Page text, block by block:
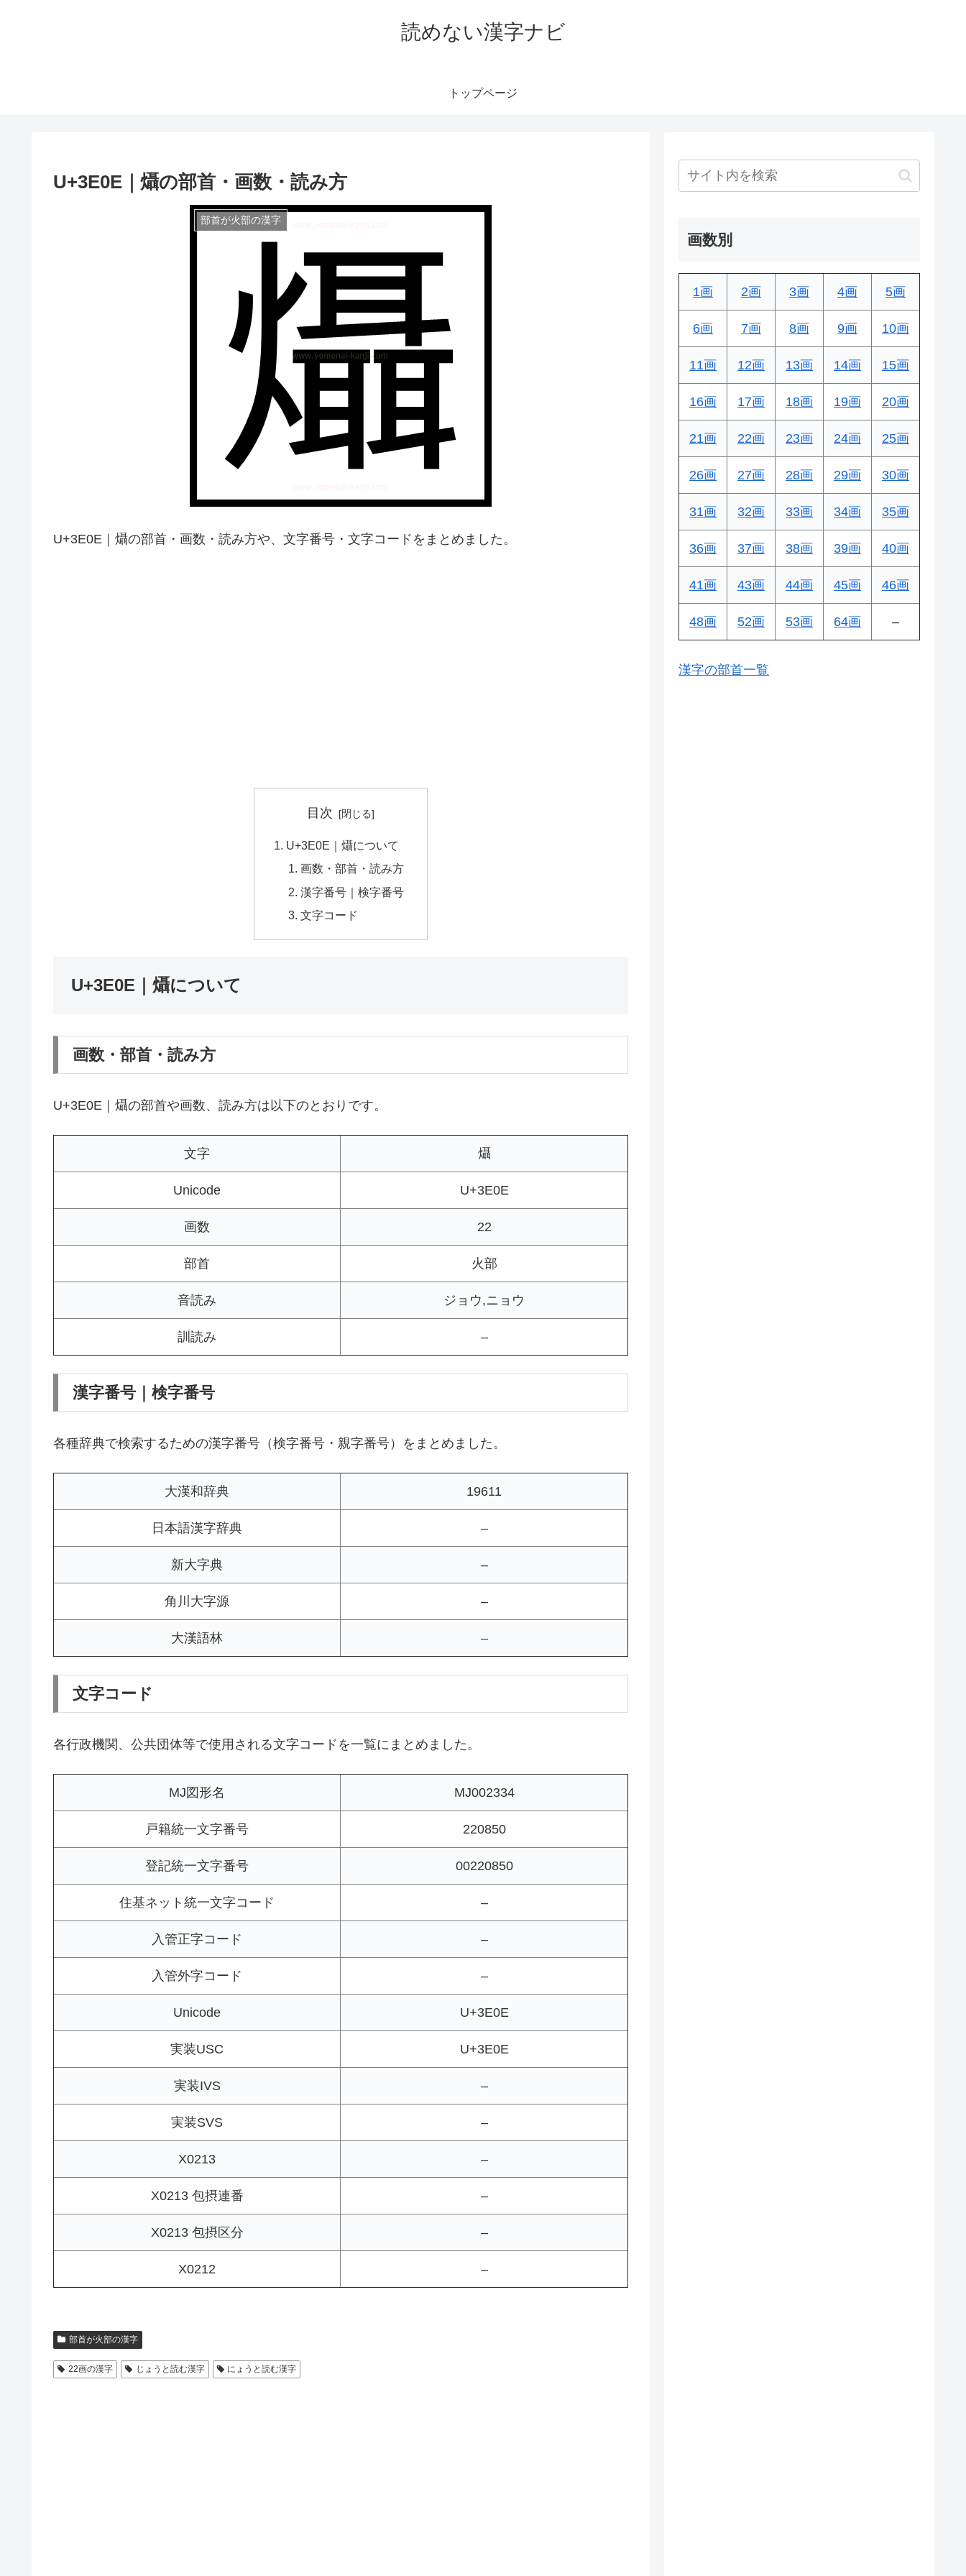
読めない漢字ナビ
トップページ
U+3E0E｜㸎の部首・画数・読み方
部首が火部の漢字
U+3E0E｜㸎の部首・画数・読み方や、文字番号・文字コードをまとめました。
目次
U+3E0E｜㸎について
画数・部首・読み方
漢字番号｜検字番号
文字コード
U+3E0E｜㸎について
画数・部首・読み方
U+3E0E｜㸎の部首や画数、読み方は以下のとおりです。
文字 㸎
Unicode U+3E0E
画数 22
部首 火部
音読み ジョウ,ニョウ
訓読み –
漢字番号｜検字番号
各種辞典で検索するための漢字番号（検字番号・親字番号）をまとめました。
大漢和辞典 19611
日本語漢字辞典 –
新大字典 –
角川大字源 –
大漢語林 –
文字コード
各行政機関、公共団体等で使用される文字コードを一覧にまとめました。
MJ図形名 MJ002334
戸籍統一文字番号 220850
登記統一文字番号 00220850
住基ネット統一文字コード –
入管正字コード –
入管外字コード –
Unicode U+3E0E
実装USC U+3E0E
実装IVS –
実装SVS –
X0213 –
X0213 包摂連番 –
X0213 包摂区分 –
X0212 –
部首が火部の漢字
22画の漢字 じょうと読む漢字 にょうと読む漢字
画数別
1画 2画 3画 4画 5画
6画 7画 8画 9画 10画
11画 12画 13画 14画 15画
16画 17画 18画 19画 20画
21画 22画 23画 24画 25画
26画 27画 28画 29画 30画
31画 32画 33画 34画 35画
36画 37画 38画 39画 40画
41画 43画 44画 45画 46画
48画 52画 53画 64画 –
漢字の部首一覧